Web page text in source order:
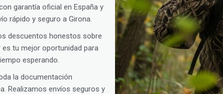
garantía oficial en España y
rápido y seguro a Girona.
descuentos honestos sobre
es tu mejor oportunidad para
esperando.
la documentación
Realizamos envíos seguros y